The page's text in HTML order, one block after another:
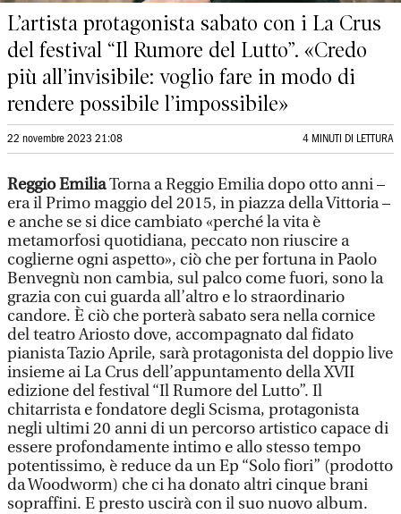
L’artista protagonista sabato con i La Crus
del festival “Il Rumore del Lutto”. «Credo
più all’invisibile: voglio fare in modo di
rendere possibile l’impossibile»
22 novembre 2023 21:08 4 MINUTI DI LETTURA
Reggio EmiliaTorna a Reggio Emilia dopo otto anni –
era il Primo maggio del 2015, in piazza della Vittoria –
e anche se si dice cambiato «perché la vita è
metamorfosi quotidiana, peccato non riuscire a
coglierne ogni aspetto», ciò che per fortuna in Paolo
Benvegnù non cambia, sul palco come fuori, sono la
grazia con cui guarda all’altro e lo straordinario
candore. È ciò che porterà sabato sera nella cornice
del teatro Ariosto dove, accompagnato dal fidato
pianista Tazio Aprile, sarà protagonista del doppio live
insieme ai La Crus dell’appuntamento della XVII
edizione del festival “Il Rumore del Lutto”. Il
chitarrista e fondatore degli Scisma, protagonista
negli ultimi 20 anni di un percorso artistico capace di
essere profondamente intimo e allo stesso tempo
potentissimo, è reduce da un Ep “Solo fiori” (prodotto
da Woodworm) che ci ha donato altri cinque brani
sopraffini. E presto uscirà con il suo nuovo album.